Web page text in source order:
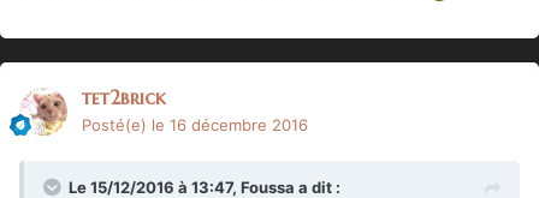
tet2brick
Posté(e) le 16 décembre 2016
Le 15/12/2016 à 13:47, Foussa a dit :